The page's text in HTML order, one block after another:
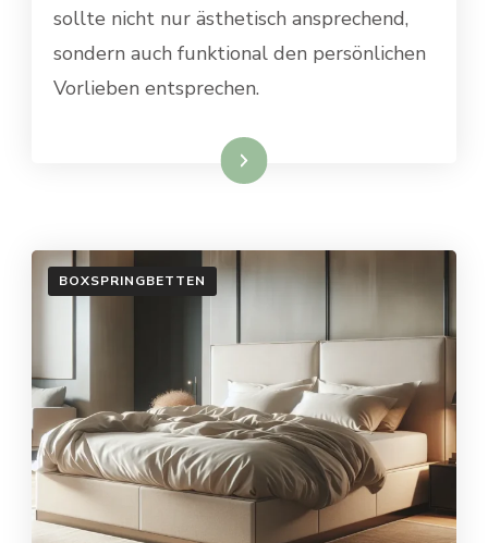
sollte nicht nur ästhetisch ansprechend,
sondern auch funktional den persönlichen
Vorlieben entsprechen.
Weiterlesen
BOXSPRINGBETTEN